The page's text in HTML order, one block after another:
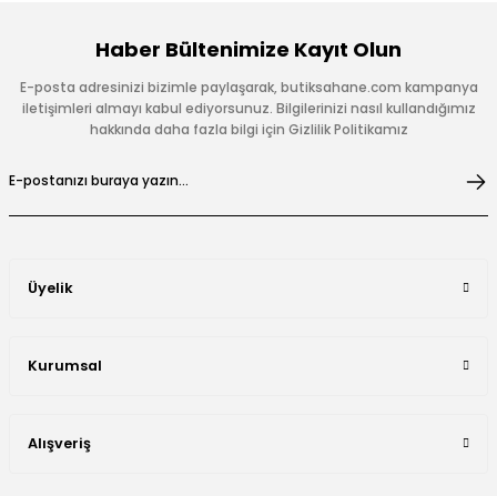
Haber Bültenimize Kayıt Olun
E-posta adresinizi bizimle paylaşarak, butiksahane.com kampanya
iletişimleri almayı kabul ediyorsunuz. Bilgilerinizi nasıl kullandığımız
hakkında daha fazla bilgi için Gizlilik Politikamız
Üyelik
Kurumsal
Alışveriş